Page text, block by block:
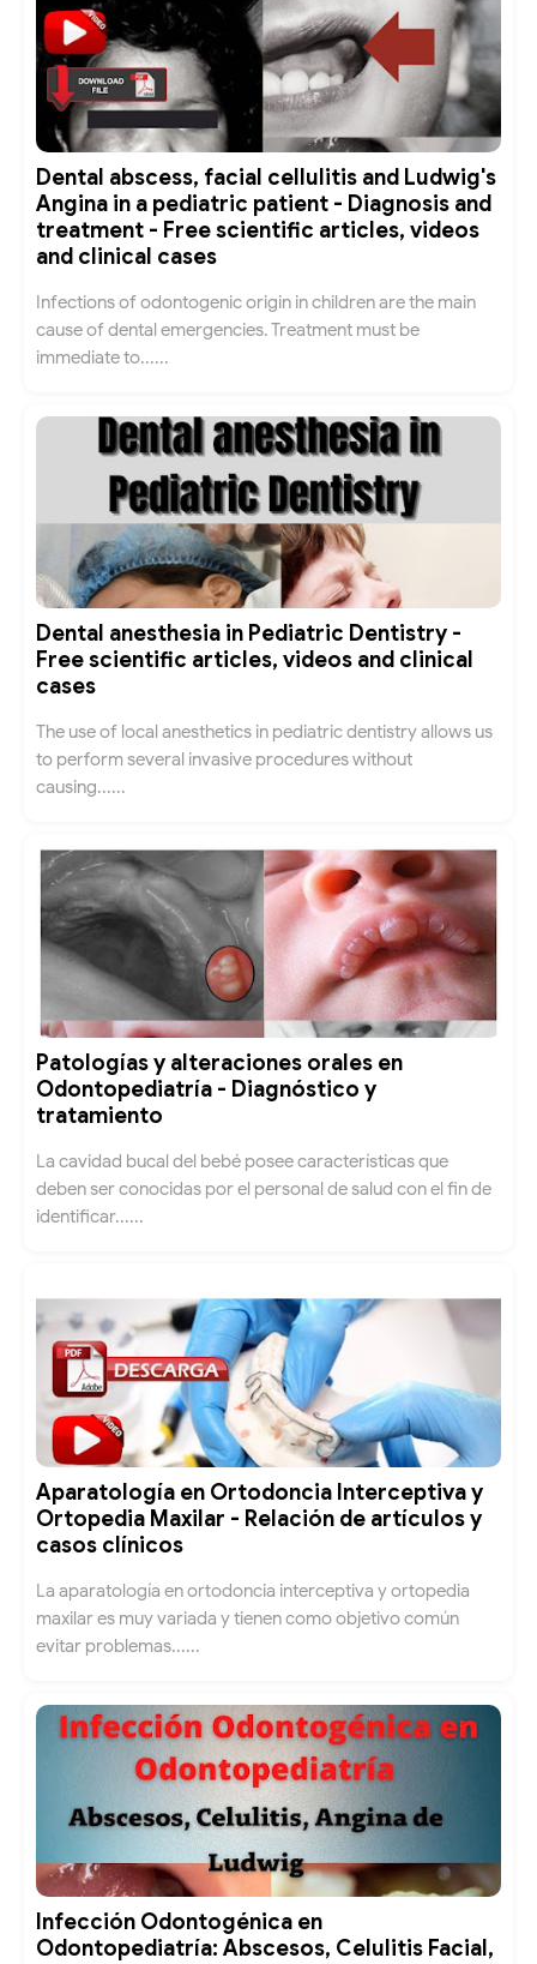
Dental abscess, facial cellulitis and Ludwig's
Angina in a pediatric patient - Diagnosis and
treatment - Free scientific articles, videos
and clinical cases
Infections of odontogenic origin in children are the main
cause of dental emergencies. Treatment must be
immediate to......
Dental anesthesia in Pediatric Dentistry -
Free scientific articles, videos and clinical
cases
The use of local anesthetics in pediatric dentistry allows us
to perform several invasive procedures without
causing......
Patologías y alteraciones orales en
Odontopediatría - Diagnóstico y
tratamiento
La cavidad bucal del bebé posee características que
deben ser conocidas por el personal de salud con el fin de
identificar......
Aparatología en Ortodoncia Interceptiva y
Ortopedia Maxilar - Relación de artículos y
casos clínicos
La aparatología en ortodoncia interceptiva y ortopedia
maxilar es muy variada y tienen como objetivo común
evitar problemas......
Infección Odontogénica en
Odontopediatría: Abscesos, Celulitis Facial,